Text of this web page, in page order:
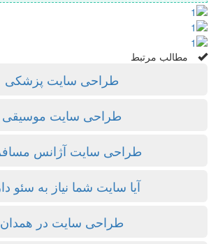
مطالب مرتبط
طراحی سایت پزشکی
طراحی سایت موسیقی
طراحی سایت آژانس
آیا سایت شما نیاز به سئو
طراحی سایت در همدان